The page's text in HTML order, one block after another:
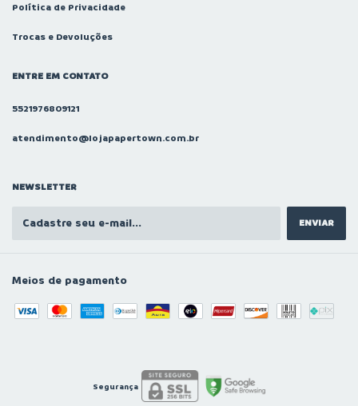
Política de Privacidade
Trocas e Devoluções
ENTRE EM CONTATO
5521976809121
atendimento@lojapapertown.com.br
NEWSLETTER
Meios de pagamento
Segurança